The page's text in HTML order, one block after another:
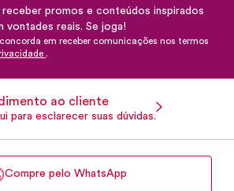
promos e conteúdos inspirados
vontades reais. Se joga!
em receber comunicações nos termos
.
ao cliente
para esclarecer suas dúvidas.
Compre pelo WhatsApp